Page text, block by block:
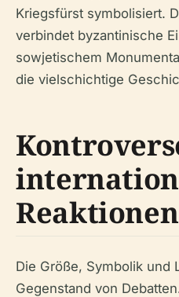
Kriegsfürst symbolisiert.
verbindet byzantinische
sowjetischem
die vielschichtige
Reaktionen
Die Größe, Symbolik und
Gegenstand von